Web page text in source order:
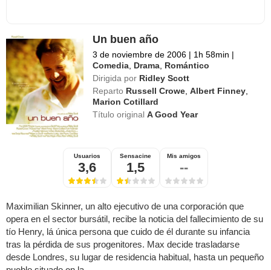
Un buen año
3 de noviembre de 2006 | 1h 58min |
Comedia Drama Romántico
Dirigida por Ridley Scott
Reparto Russell Crowe ,Albert Finney
Marion Cotillard
Título originalA Good Year
Usuarios
3,6
Sensacine
1,5
Mis amigos
--
Maximilian Skinner, un alto ejecutivo de una corporación que
opera en el sector bursátil, recibe la noticia del fallecimiento de su
tío Henry, lá única persona que cuido de él durante su infancia
tras la pérdida de sus progenitores. Max decide trasladarse
desde Londres, su lugar de residencia habitual, hasta un pequeño